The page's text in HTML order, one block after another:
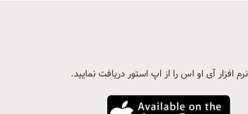
افزار آی او اس را از اپ استور دریافت نمایید.